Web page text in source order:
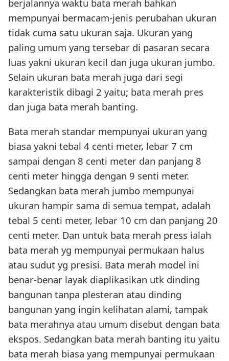
berjalannya waktu bata merah bahkan
mempunyai bermacam-jenis perubahan ukuran
tidak cuma satu ukuran saja. Ukuran yang
paling umum yang tersebar di pasaran secara
luas yakni ukuran kecil dan juga ukuran jumbo.
Selain ukuran bata merah juga dari segi
karakteristik dibagi 2 yaitu; bata merah pres
dan juga bata merah banting.
Bata merah standar mempunyai ukuran yang
biasa yakni tebal 4 centi meter, lebar 7 cm
sampai dengan 8 centi meter dan panjang 8
centi meter hingga dengan 9 senti meter.
Sedangkan bata merah jumbo mempunyai
ukuran hampir sama di semua tempat, adalah
tebal 5 centi meter, lebar 10 cm dan panjang 20
centi meter. Dan untuk bata merah press ialah
bata merah yg mempunyai permukaan halus
atau sudut yg presisi. Bata merah model ini
benar-benar layak diaplikasikan utk dinding
bangunan tanpa plesteran atau dinding
bangunan yang ingin kelihatan alami, tampak
bata merahnya atau umum disebut dengan bata
ekspos. Sedangkan bata merah banting itu yaitu
bata merah biasa yang mempunyai permukaan